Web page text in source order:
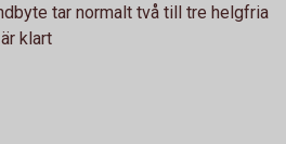
tar normalt två till tre helgfria
klart